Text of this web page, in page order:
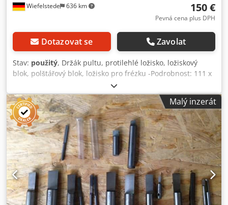
Wiefelstede 636 km 150 €
Pevná cena plus DPH
Dotazovat se Zavolat
Stav: použitý, Držák pultu, protilehlé ložisko, ložiskový
blok, polštářový blok, ložisko pro frézku -Podrobnost: 111 x
134 mm, výška 20 mm - Výkres s fotografiemi - Rozměry:
290/90 / H225 mm - Hmotnost: 12 kg Dodpfjb A Tc Hex Al
Tock
Malý inzerát